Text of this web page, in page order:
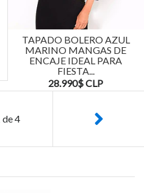
TAPADO BOLERO AZUL
MARINO MANGAS DE
ENCAJE IDEAL PARA
FIESTA...
28.990$ CLP
de4